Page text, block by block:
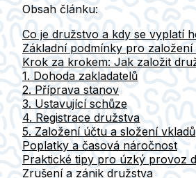
Obsah článku:
Co je družstvo a kdy se vyplatí
Základní podmínky pro
Krok za krokem: Jak založit
1. Dohoda zakladatelů
2. Příprava stanov
3. Ustavující schůze
4. Registrace družstva
5. Založení účtu a složení vkladů
Poplatky a časová náročnost
Praktické tipy pro úzký provoz
Zrušení a zánik družstva